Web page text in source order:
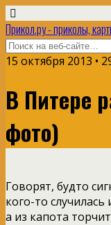
Прикол.ру - приколы,
15 октября 2013 •
В Питере
фото)
Говорят, будто
кого-то
а из капота